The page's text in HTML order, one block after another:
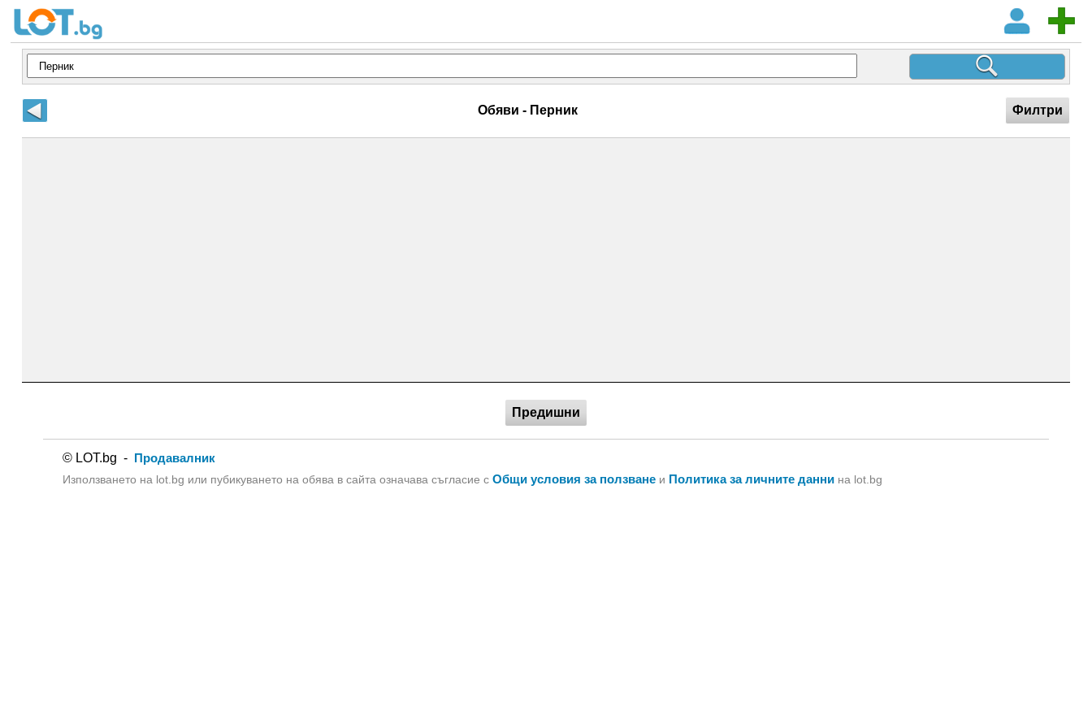
Обяви - Перник Филтри
Предишни
© LOT.bg - Продавалник
Използването на lot.bg или пубикуването на обява в сайта означава съгласие сОбщи условия за ползване и Политика за личните данни на lot.bg